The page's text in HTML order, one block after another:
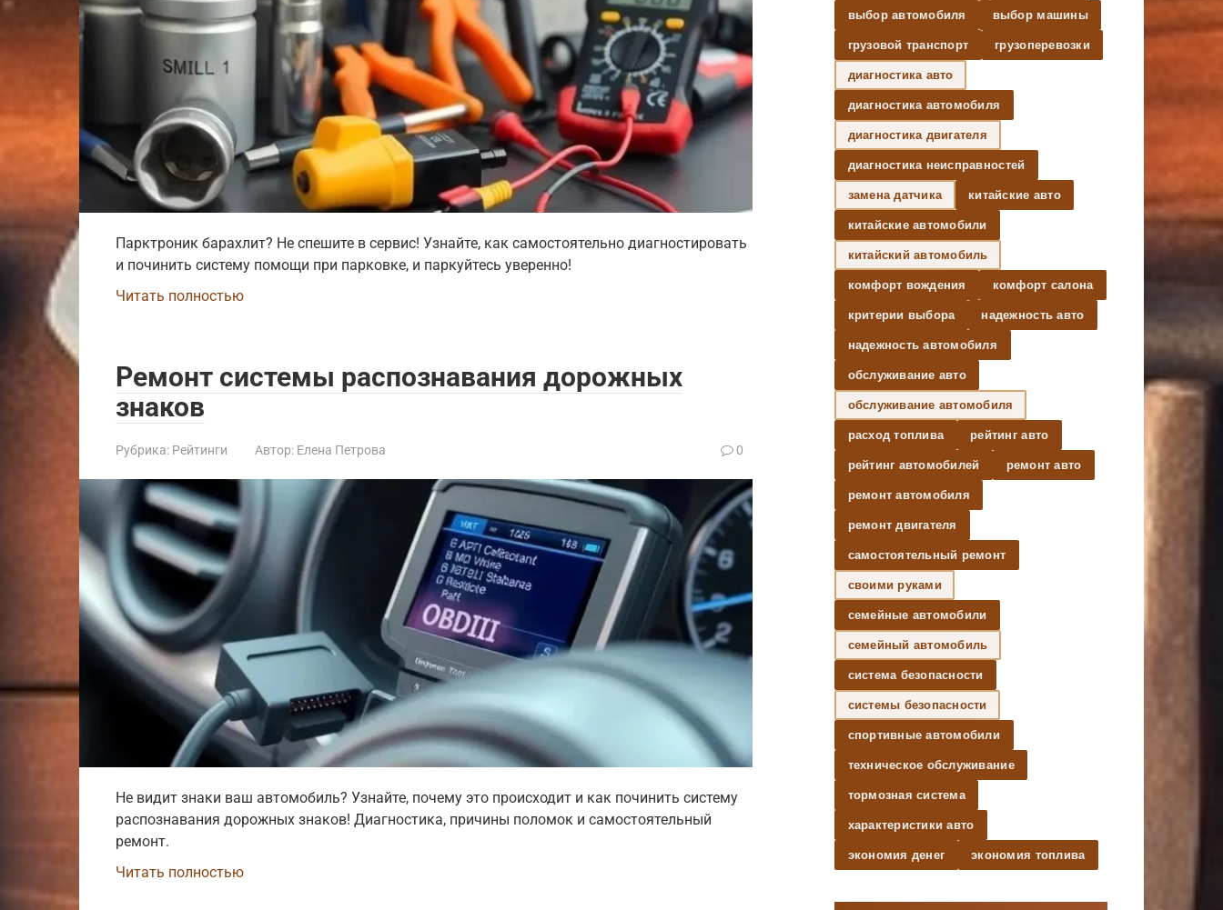
Парктроник барахлит? Не спешите в сервис! Узнайте, как самостоятельно диагностировать
и починить систему помощи при парковке, и паркуйтесь уверенно!
Читать полностью
Ремонт системы распознавания дорожных
знаков
Рубрика: Рейтинги Автор: Елена Петрова 0
Не видит знаки ваш автомобиль? Узнайте, почему это происходит и как починить систему
распознавания дорожных знаков! Диагностика, причины поломок и самостоятельный
ремонт.
Читать полностью
выбор автомобиля выбор машины
грузовой транспорт грузоперевозки
диагностика авто
диагностика автомобиля
диагностика двигателя
диагностика неисправностей
замена датчика китайские авто
китайские автомобили
китайский автомобиль
комфорт вождения комфорт салона
критерии выбора надежность авто
надежность автомобиля
обслуживание авто
обслуживание автомобиля
расход топлива рейтинг авто
рейтинг автомобилей ремонт авто
ремонт автомобиля
ремонт двигателя
самостоятельный ремонт
своими руками
семейные автомобили
семейный автомобиль
система безопасности
системы безопасности
спортивные автомобили
техническое обслуживание
тормозная система
характеристики авто
экономия денег экономия топлива